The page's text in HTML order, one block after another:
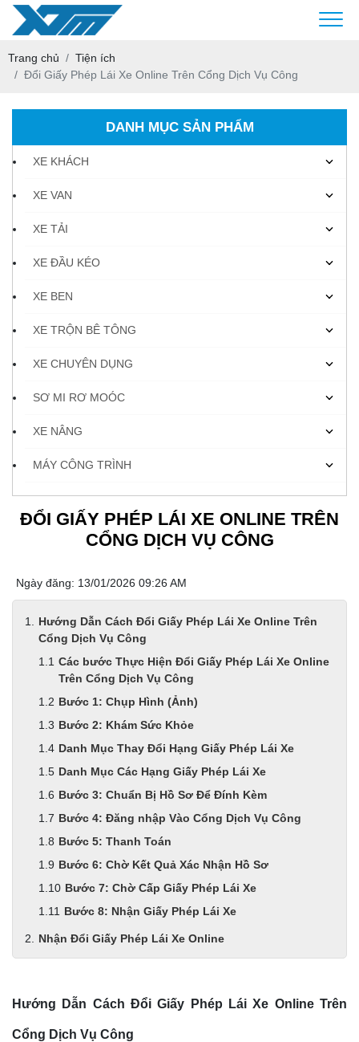
Trang chủ
Tiện ích
Đổi Giấy Phép Lái Xe Online Trên Cổng Dịch Vụ Công
DANH MỤC SẢN PHẨM
XE KHÁCH
XE VAN
XE TẢI
XE ĐẦU KÉO
XE BEN
XE TRỘN BÊ TÔNG
XE CHUYÊN DỤNG
SƠ MI RƠ MOÓC
XE NÂNG
MÁY CÔNG TRÌNH
ĐỔI GIẤY PHÉP LÁI XE ONLINE TRÊN
CỔNG DỊCH VỤ CÔNG
Ngày đăng: 13/01/2026 09:26 AM
Hướng Dẫn Cách Đổi Giấy Phép Lái Xe Online Trên
Cổng Dịch Vụ Công
Các bước Thực Hiện Đổi Giấy Phép Lái Xe Online
Trên Cổng Dịch Vụ Công
Bước 1: Chụp Hình (Ảnh)
Bước 2: Khám Sức Khỏe
Danh Mục Thay Đổi Hạng Giấy Phép Lái Xe
Danh Mục Các Hạng Giấy Phép Lái Xe
Bước 3: Chuẩn Bị Hồ Sơ Để Đính Kèm
Bước 4: Đăng nhập Vào Cổng Dịch Vụ Công
Bước 5: Thanh Toán
Bước 6: Chờ Kết Quả Xác Nhận Hồ Sơ
Bước 7: Chờ Cấp Giấy Phép Lái Xe
Bước 8: Nhận Giấy Phép Lái Xe
Nhận Đổi Giấy Phép Lái Xe Online
Hướng Dẫn Cách Đổi Giấy Phép Lái Xe Online Trên
Cổng Dịch Vụ Công